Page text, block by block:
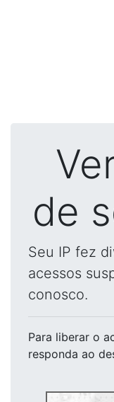
de
Seu IP fez
acessos
conosco.
Para liberar o
responda ao